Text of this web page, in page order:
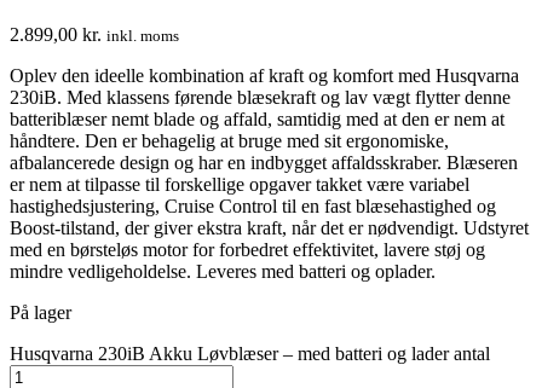
2.899,00 kr. inkl. moms
Oplev den ideelle kombination af kraft og komfort med Husqvarna
230iB. Med klassens førende blæsekraft og lav vægt flytter denne
batteriblæser nemt blade og affald, samtidig med at den er nem at
håndtere. Den er behagelig at bruge med sit ergonomiske,
afbalancerede design og har en indbygget affaldsskraber. Blæseren
er nem at tilpasse til forskellige opgaver takket være variabel
hastighedsjustering, Cruise Control til en fast blæsehastighed og
Boost-tilstand, der giver ekstra kraft, når det er nødvendigt. Udstyret
med en børsteløs motor for forbedret effektivitet, lavere støj og
mindre vedligeholdelse. Leveres med batteri og oplader.
På lager
Husqvarna 230iB Akku Løvblæser – med batteri og lader antal